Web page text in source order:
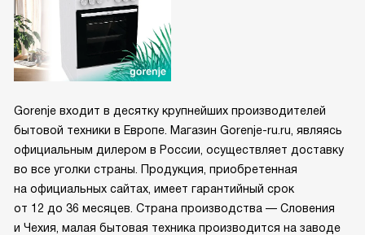
Gorenje входит в десятку крупнейших производителей
бытовой техники в Европе. Магазин Gorenje-ru.ru, являясь
официальным дилером в России, осуществляет доставку
во все уголки страны. Продукция, приобретенная
на официальных сайтах, имеет гарантийный срок
от 12 до 36 месяцев. Страна производства — Словения
и Чехия, малая бытовая техника производится на заводе